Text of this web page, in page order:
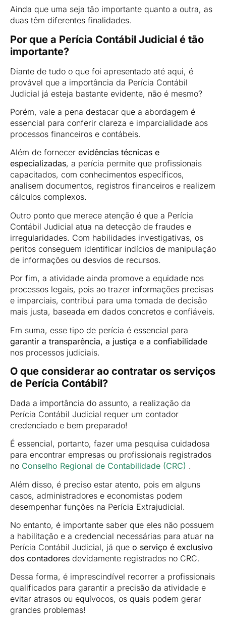
Ainda que uma seja tão importante quanto a outra, as
duas têm diferentes finalidades.
Por que a Perícia Contábil Judicial é tão
importante?
Diante de tudo o que foi apresentado até aqui, é
provável que a importância da Perícia Contábil
Judicial já esteja bastante evidente, não é mesmo?
Porém, vale a pena destacar que a abordagem é
essencial para conferir clareza e imparcialidade aos
processos financeiros e contábeis.
Além de fornecer evidências técnicas e
especializadas, a perícia permite que profissionais
capacitados, com conhecimentos específicos,
analisem documentos, registros financeiros e realizem
cálculos complexos.
Outro ponto que merece atenção é que a Perícia
Contábil Judicial atua na detecção de fraudes e
irregularidades. Com habilidades investigativas, os
peritos conseguem identificar indícios de manipulação
de informações ou desvios de recursos.
Por fim, a atividade ainda promove a equidade nos
processos legais, pois ao trazer informações precisas
e imparciais, contribui para uma tomada de decisão
mais justa, baseada em dados concretos e confiáveis.
Em suma, esse tipo de perícia é essencial para
garantir a transparência, a justiça e a confiabilidade
nos processos judiciais.
O que considerar ao contratar os serviços
de Perícia Contábil?
Dada a importância do assunto, a realização da
Perícia Contábil Judicial requer um contador
credenciado e bem preparado!
É essencial, portanto, fazer uma pesquisa cuidadosa
para encontrar empresas ou profissionais registrados
no Conselho Regional de Contabilidade (CRC) .
Além disso, é preciso estar atento, pois em alguns
casos, administradores e economistas podem
desempenhar funções na Perícia Extrajudicial.
No entanto, é importante saber que eles não possuem
a habilitação e a credencial necessárias para atuar na
Perícia Contábil Judicial, já que o serviço é exclusivo
dos contadores devidamente registrados no CRC.
Dessa forma, é imprescindível recorrer a profissionais
qualificados para garantir a precisão da atividade e
evitar atrasos ou equívocos, os quais podem gerar
grandes problemas!